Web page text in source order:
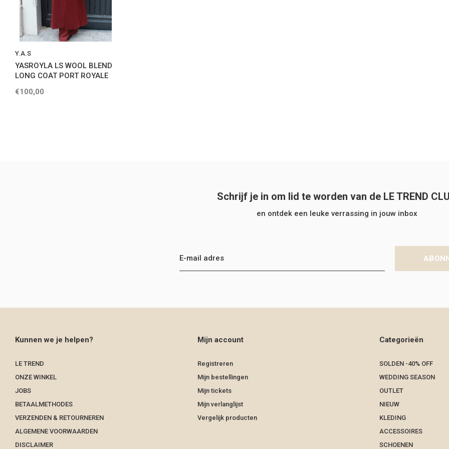
Y.A.S
YASROYLA LS WOOL BLEND
LONG COAT PORT ROYALE
€100,00
Schrijf je in om lid te worden van de LE TREND
en ontdek een leuke verrassing in jouw inbox
Kunnen we je helpen?
LE TREND
ONZE WINKEL
JOBS
BETAALMETHODES
VERZENDEN & RETOURNEREN
ALGEMENE VOORWAARDEN
DISCLAIMER
Mijn account
Registreren
Mijn bestellingen
Mijn tickets
Mijn verlanglijst
Vergelijk producten
Categorieën
SOLDEN -40% OFF
WEDDING SEASON
OUTLET
NIEUW
KLEDING
ACCESSOIRES
SCHOENEN